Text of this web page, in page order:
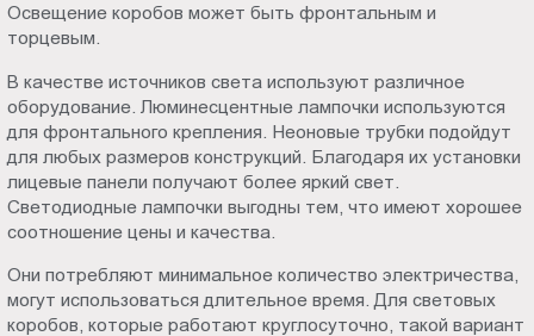
Освещение коробов может быть фронтальным и
торцевым.
В качестве источников света используют различное
оборудование. Люминесцентные лампочки используются
для фронтального крепления. Неоновые трубки подойдут
для любых размеров конструкций. Благодаря их установки
лицевые панели получают более яркий свет.
Светодиодные лампочки выгодны тем, что имеют хорошее
соотношение цены и качества.
Они потребляют минимальное количество электричества,
могут использоваться длительное время. Для световых
коробов, которые работают круглосуточно, такой вариант